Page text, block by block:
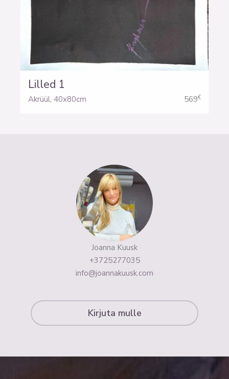
Lilled 1
Akrüül, 40x80cm 569€
Joanna Kuusk
+3725277035
info@joannakuusk.com
Kirjuta mulle